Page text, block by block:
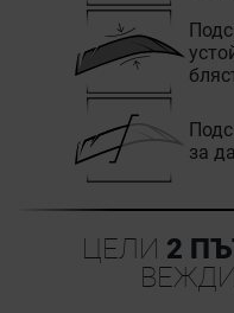
за
ЦЕЛИ 2